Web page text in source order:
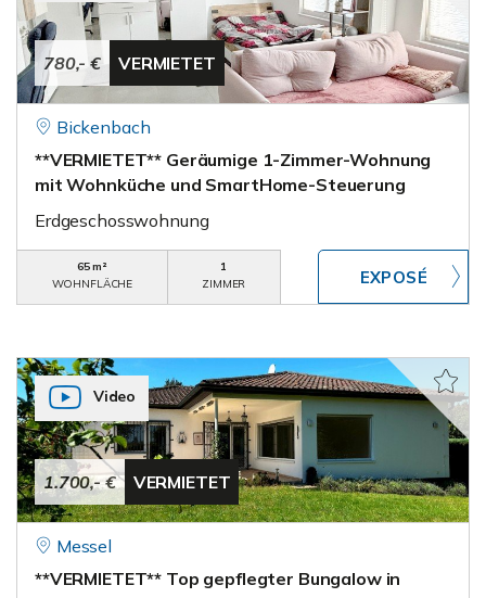
780,- € VERMIETET
Bickenbach
**VERMIETET** Geräumige 1-Zimmer-Wohnung
mit Wohnküche und SmartHome-Steuerung
Erdgeschosswohnung
65 m²
WOHNFLÄCHE
1
ZIMMER
1.700,- € VERMIETET
Video
Messel
**VERMIETET** Top gepflegter Bungalow in